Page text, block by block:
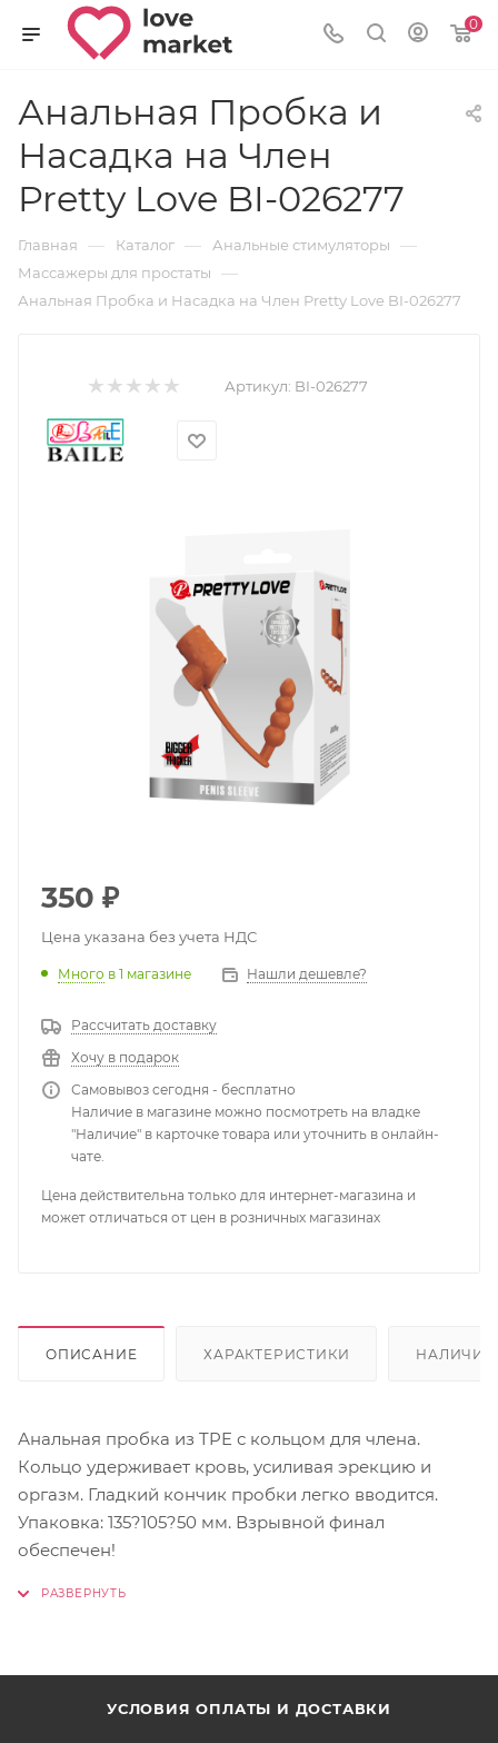
0
Анальная Пробка и
Насадка на Член
Pretty Love BI-026277
Главная — Каталог — Анальные стимуляторы —
Массажеры для простаты —
Анальная Пробка и Насадка на Член Pretty Love BI-026277
Артикул: BI-026277
350 ₽
Цена указана без учета НДС
Много в 1 магазине Нашли дешевле?
Рассчитать доставку
Хочу в подарок
Самовывоз сегодня - бесплатно
Наличие в магазине можно посмотреть на владке
"Наличие" в карточке товара или уточнить в онлайн-
чате.
Цена действительна только для интернет-магазина и
может отличаться от цен в розничных магазинах
ОПИСАНИЕ ХАРАКТЕРИСТИКИ НАЛИЧИЕ
Анальная пробка из TPE с кольцом для члена.
Кольцо удерживает кровь, усиливая эрекцию и
оргазм. Гладкий кончик пробки легко вводится.
Упаковка: 135?105?50 мм. Взрывной финал
обеспечен!
УСЛОВИЯ ОПЛАТЫ И ДОСТАВКИ